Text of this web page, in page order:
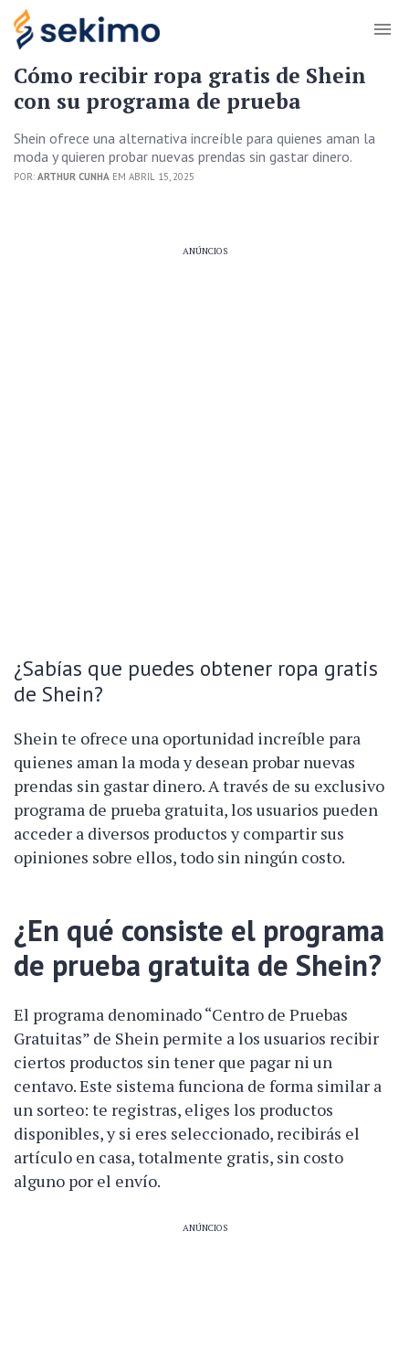
Cómo recibir ropa gratis de Shein
con su programa de prueba
Shein ofrece una alternativa increíble para quienes aman la
moda y quieren probar nuevas prendas sin gastar dinero.
POR: ARTHUR CUNHA EM ABRIL 15, 2025
ANÚNCIOS
¿Sabías que puedes obtener ropa gratis
de Shein?
Shein te ofrece una oportunidad increíble para
quienes aman la moda y desean probar nuevas
prendas sin gastar dinero. A través de su exclusivo
programa de prueba gratuita, los usuarios pueden
acceder a diversos productos y compartir sus
opiniones sobre ellos, todo sin ningún costo.
¿En qué consiste el programa
de prueba gratuita de Shein?
El programa denominado “Centro de Pruebas
Gratuitas” de Shein permite a los usuarios recibir
ciertos productos sin tener que pagar ni un
centavo. Este sistema funciona de forma similar a
un sorteo: te registras, eliges los productos
disponibles, y si eres seleccionado, recibirás el
artículo en casa, totalmente gratis, sin costo
alguno por el envío.
ANÚNCIOS